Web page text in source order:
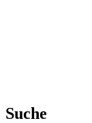
Suche